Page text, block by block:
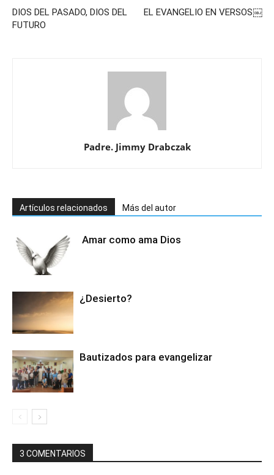
DIOS DEL PASADO, DIOS DEL
FUTURO
EL EVANGELIO EN VERSOS￼
Padre. Jimmy Drabczak
Artículos relacionados Más del autor
Amar como ama Dios
¿Desierto?
Bautizados para evangelizar
3 COMENTARIOS